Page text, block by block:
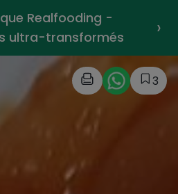
Realfooding -
ultra-transformés
›
3